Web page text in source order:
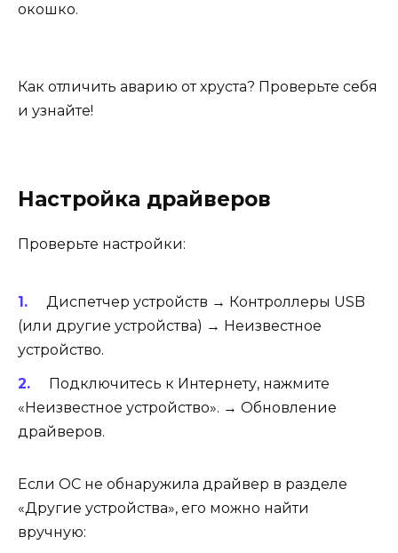
окошко.
Как отличить аварию от хруста? Проверьте себя
и узнайте!
Настройка драйверов
Проверьте настройки:
Диспетчер устройств → Контроллеры USB
(или другие устройства) → Неизвестное
устройство.
Подключитесь к Интернету, нажмите
«Неизвестное устройство». → Обновление
драйверов.
Если ОС не обнаружила драйвер в разделе
«Другие устройства», его можно найти
вручную: